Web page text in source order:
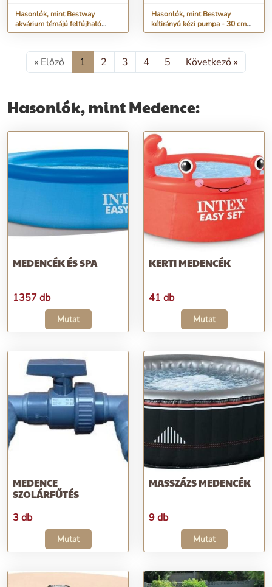
Hasonlók, mint Bestway
akvárium témájú felfújható
gyermek pancsoló medence
(BB-3541)
Hasonlók, mint Bestway
kétirányú kézi pumpa - 30 cm
(BB-3618)
« Előző 1 2 3 4 5 Következő »
Hasonlók, mint Medence:
MEDENCÉK ÉS SPA
1357 db
Mutat
KERTI MEDENCÉK
41 db
Mutat
MEDENCE
SZOLÁRFŰTÉS
3 db
Mutat
MASSZÁZS MEDENCÉK
9 db
Mutat